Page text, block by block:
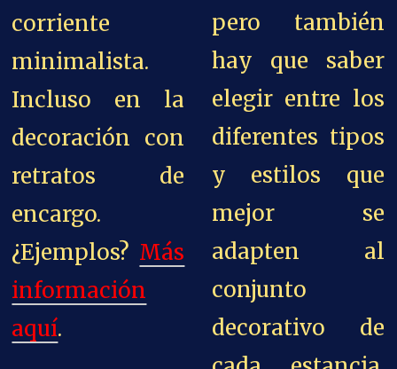
corriente
minimalista.
Incluso en la
decoración con
retratos de
encargo.
¿Ejemplos? Más
información
aquí.
pero también
hay que saber
elegir entre los
diferentes tipos
y estilos que
mejor se
adapten al
conjunto
decorativo de